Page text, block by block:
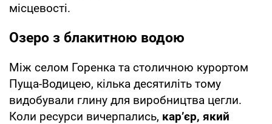
місцевості.
Озеро з блакитною водою
Між селом Горенка та столичною курортом
Пуща-Водицею, кілька десятиліть тому
видобували глину для виробництва цегли.
Коли ресурси вичерпались, кар’єр, який